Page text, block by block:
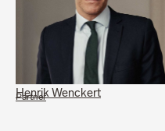
Henrik Wenckert
Partner